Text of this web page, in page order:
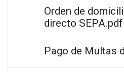
Orden de
directo SEPA.pdf
Pago de Multas